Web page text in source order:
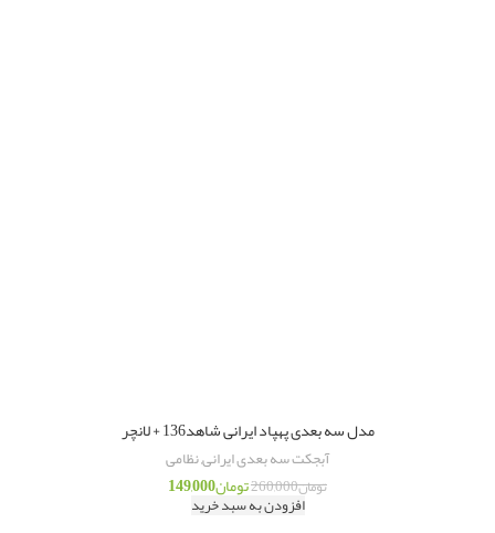
مدل سه بعدی پهپاد ایرانی شاهد136 + لانچر
آبجکت سه بعدی ایرانی,نظامی
تومان260,000تومان149,000
افزودن به سبد خرید